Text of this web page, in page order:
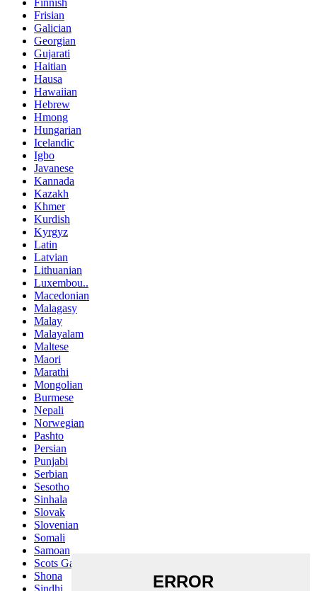
Finnish
Frisian
Galician
Georgian
Gujarati
Haitian
Hausa
Hawaiian
Hebrew
Hmong
Hungarian
Icelandic
Igbo
Javanese
Kannada
Kazakh
Khmer
Kurdish
Kyrgyz
Latin
Latvian
Lithuanian
Luxembou..
Macedonian
Malagasy
Malay
Malayalam
Maltese
Maori
Marathi
Mongolian
Burmese
Nepali
Norwegian
Pashto
Persian
Punjabi
Serbian
Sesotho
Sinhala
Slovak
Slovenian
Somali
Samoan
Scots Gaelic
Shona
Sindhi